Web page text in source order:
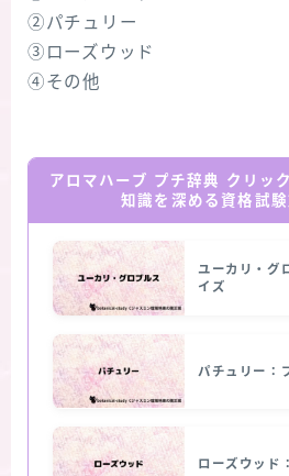
②パチュリー
③ローズウッド
④その他
アロマハーブ プチ辞典 クリッ
知識を深める資格試
ユーカリ・グ
イズ
パチュリー：
ローズウッド